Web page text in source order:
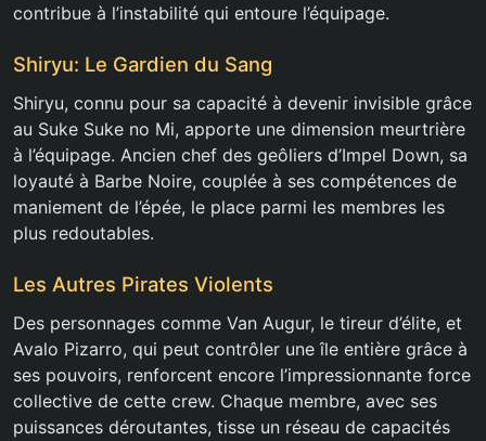
contribue à l’instabilité qui entoure l’équipage.
Shiryu: Le Gardien du Sang
Shiryu, connu pour sa capacité à devenir invisible grâce
au Suke Suke no Mi, apporte une dimension meurtrière
à l’équipage. Ancien chef des geôliers d’Impel Down, sa
loyauté à Barbe Noire, couplée à ses compétences de
maniement de l’épée, le place parmi les membres les
plus redoutables.
Les Autres Pirates Violents
Des personnages comme Van Augur, le tireur d’élite, et
Avalo Pizarro, qui peut contrôler une île entière grâce à
ses pouvoirs, renforcent encore l’impressionnante force
collective de cette crew. Chaque membre, avec ses
puissances déroutantes, tisse un réseau de capacités